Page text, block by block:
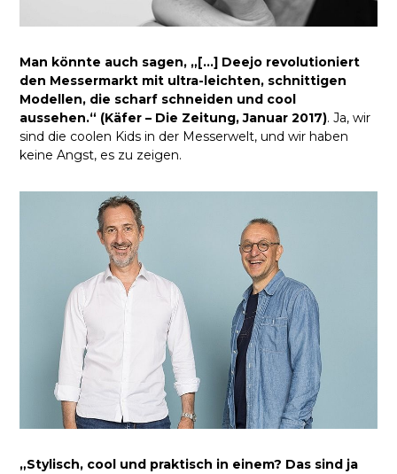
Man könnte auch sagen, „[…] Deejo revolutioniert
den Messermarkt mit ultra-leichten, schnittigen
Modellen, die scharf schneiden und cool
aussehen.“ (Käfer – Die Zeitung, Januar 2017). Ja, wir
sind die coolen Kids in der Messerwelt, und wir haben
keine Angst, es zu zeigen.
„Stylisch, cool und praktisch in einem? Das sind ja